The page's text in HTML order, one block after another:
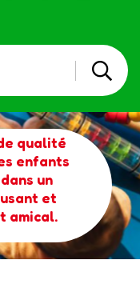
qualité
enfants
un
et